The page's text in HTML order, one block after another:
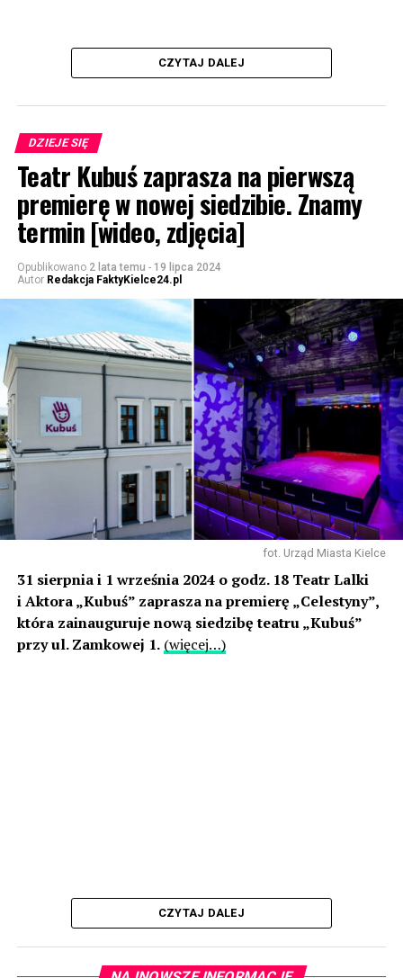
CZYTAJ DALEJ
DZIEJE SIĘ
Teatr Kubuś zaprasza na pierwszą
premierę w nowej siedzibie. Znamy
termin [wideo, zdjęcia]
Opublikowano 2 lata temu - 19 lipca 2024
Autor Redakcja FaktyKielce24.pl
fot. Urząd Miasta Kielce
31 sierpnia i 1 września 2024 o godz. 18 Teatr Lalki
i Aktora „Kubuś” zaprasza na premierę „Celestyny”,
która zainauguruje nową siedzibę teatru „Kubuś”
przy ul. Zamkowej 1. (więcej…)
CZYTAJ DALEJ